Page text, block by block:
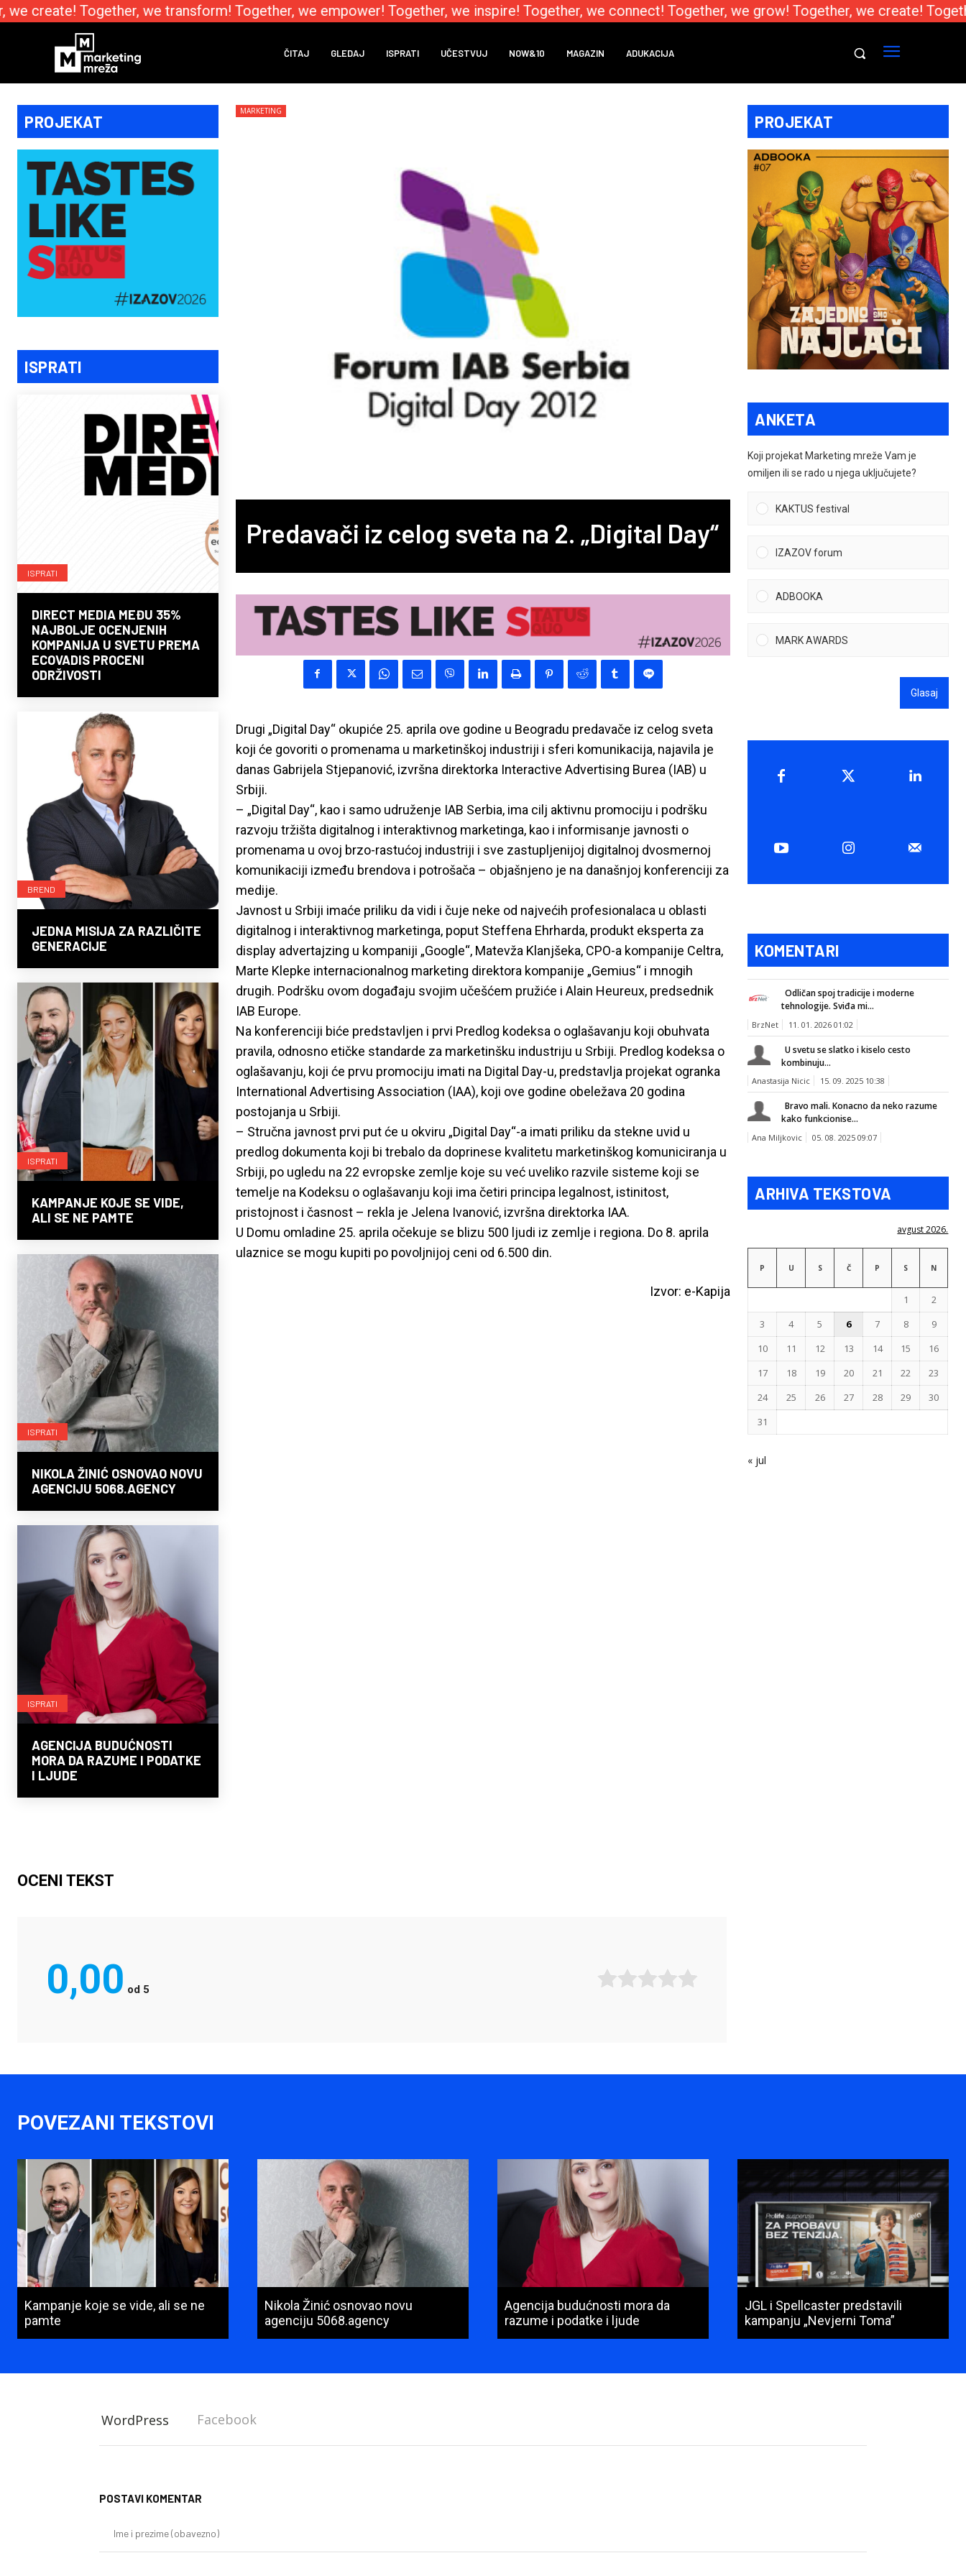
create! Together, we transform! Together, we empower! Together, we inspire! Together, we connect! Together, we grow! Together, we create!
ČITAJ GLEDAJ ISPRATI UČESTVUJ NOW&10 MAGAZIN ADUKACIJA
PROJEKAT
ISPRATI
ISPRATI
DIRECT MEDIA MEĐU 35%
NAJBOLJE OCENJENIH
KOMPANIJA U SVETU PREMA
ECOVADIS PROCENI
ODRŽIVOSTI
BREND
JEDNA MISIJA ZA RAZLIČITE
GENERACIJE
ISPRATI
KAMPANJE KOJE SE VIDE,
ALI SE NE PAMTE
ISPRATI
NIKOLA ŽINIĆ OSNOVAO NOVU
AGENCIJU 5068.AGENCY
ISPRATI
AGENCIJA BUDUĆNOSTI
MORA DA RAZUME I PODATKE
I LJUDE
MARKETING
Predavači iz celog sveta na 2. „Digital Day“
Drugi „Digital Day“ okupiće 25. aprila ove godine u Beogradu predavače iz celog sveta
koji će govoriti o promenama u marketinškoj industriji i sferi komunikacija, najavila je
danas Gabrijela Stjepanović, izvršna direktorka Interactive Advertising Burea (IAB) u
Srbiji.
– „Digital Day“, kao i samo udruženje IAB Serbia, ima cilj aktivnu promociju i podršku
razvoju tržišta digitalnog i interaktivnog marketinga, kao i informisanje javnosti o
promenama u ovoj brzo-rastućoj industriji i sve zastupljenijoj digitalnoj dvosmernoj
komunikaciji između brendova i potrošača – objašnjeno je na današnjoj konferenciji za
medije.
Javnost u Srbiji imaće priliku da vidi i čuje neke od najvećih profesionalaca u oblasti
digitalnog i interaktivnog marketinga, poput Steffena Ehrharda, produkt eksperta za
display advertajzing u kompaniji „Google“, Matevža Klanjšeka, CPO-a kompanije Celtra,
Marte Klepke internacionalnog marketing direktora kompanije „Gemius“ i mnogih
drugih. Podršku ovom događaju svojim učešćem pružiće i Alain Heureux, predsednik
IAB Europe.
Na konferenciji biće predstavljen i prvi Predlog kodeksa o oglašavanju koji obuhvata
pravila, odnosno etičke standarde za marketinšku industriju u Srbiji. Predlog kodeksa o
oglašavanju, koji će prvu promociju imati na Digital Day-u, predstavlja projekat ogranka
International Advertising Association (IAA), koji ove godine obeležava 20 godina
postojanja u Srbiji.
– Stručna javnost prvi put će u okviru „Digital Day“-a imati priliku da stekne uvid u
predlog dokumenta koji bi trebalo da doprinese kvalitetu marketinškog komuniciranja u
Srbiji, po ugledu na 22 evropske zemlje koje su već uveliko razvile sisteme koji se
temelje na Kodeksu o oglašavanju koji ima četiri principa legalnost, istinitost,
pristojnost i časnost – rekla je Jelena Ivanović, izvršna direktorka IAA.
U Domu omladine 25. aprila očekuje se blizu 500 ljudi iz zemlje i regiona. Do 8. aprila
ulaznice se mogu kupiti po povoljnijoj ceni od 6.500 din.
Izvor: e-Kapija
PROJEKAT
ANKETA
Koji projekat Marketing mreže Vam je
omiljen ili se rado u njega uključujete?
KAKTUS festival
IZAZOV forum
ADBOOKA
MARK AWARDS
Glasaj
KOMENTARI
Odličan spoj tradicije i moderne
tehnologije. Sviđa mi...
BrzNet 11. 01. 2026 01:02
U svetu se slatko i kiselo cesto
kombinuju...
Anastasija Nicic 15. 09. 2025 10:38
Bravo mali. Konacno da neko razume
kako funkcionise...
Ana Miljkovic 05. 08. 2025 09:07
ARHIVA TEKSTOVA
avgust 2026.
P U S Č P S N
1
2
3
4 5 6 7 8
9
10
11 12 13 14 15
16
17
18 19 20 21 22
23
24
25 26 27 28 29
30
31
« jul
OCENI TEKST
0,00 od 5
POVEZANI TEKSTOVI
Kampanje koje se vide, ali se ne
pamte
Nikola Žinić osnovao novu
agenciju 5068.agency
Agencija budućnosti mora da
razume i podatke i ljude
JGL i Spellcaster predstavili
kampanju „Nevjerni Toma”
WordPress Facebook
POSTAVI KOMENTAR
prezime